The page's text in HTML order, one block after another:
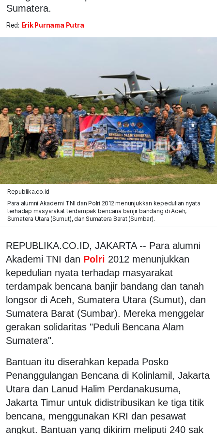
Sumatera.
Red: Erik Purnama Putra
Republika.co.id
Para alumni Akademi TNI dan Polri 2012 menunjukkan kepedulian nyata
terhadap masyarakat terdampak bencana banjir bandang di Aceh,
Sumatera Utara (Sumut), dan Sumatera Barat (Sumbar).
REPUBLIKA.CO.ID, JAKARTA -- Para alumni
Akademi TNI dan Polri 2012 menunjukkan
kepedulian nyata terhadap masyarakat
terdampak bencana banjir bandang dan tanah
longsor di Aceh, Sumatera Utara (Sumut), dan
Sumatera Barat (Sumbar). Mereka menggelar
gerakan solidaritas "Peduli Bencana Alam
Sumatera".
Bantuan itu diserahkan kepada Posko
Penanggulangan Bencana di Kolinlamil, Jakarta
Utara dan Lanud Halim Perdanakusuma,
Jakarta Timur untuk didistribusikan ke tiga titik
bencana, menggunakan KRI dan pesawat
angkut. Bantuan yang dikirim meliputi 240 sak